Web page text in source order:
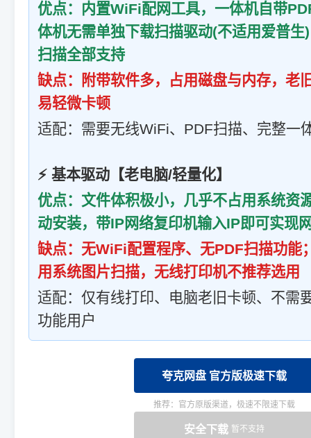
优点：内置WiFi配网工具，一体机自带
体机无需单独下载扫描驱动(不适用爱普生
扫描全部支持
缺点：附带软件多，占用磁盘与内存，老
易轻微卡顿
适配：需要无线WiFi、PDF扫描、完整一
⚡ 基本驱动【老电脑/轻量化】
优点：文件体积极小，几乎不占用系统资
动安装，带IP网络复印机输入IP即可实现
缺点：无WiFi配置程序、无PDF扫描功能
用系统图片扫描，无线打印机不推荐选用
适配：仅有线打印、电脑老旧卡顿、不需
功能用户
夸克网盘 官方版极速下载
推荐：官方原版渠道，极速不限速下载
安全下载 暂不支持